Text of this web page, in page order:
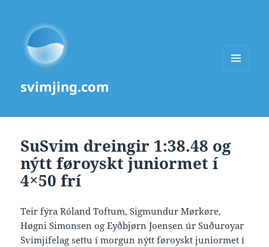
svimjing.com
SuSvim dreingir 1:38.48 og
nýtt føroyskt juniormet í
4×50 frí
Teir fýra Róland Toftum, Sigmundur Mørkøre,
Høgni Simonsen og Eyðbjørn Joensen úr Suðuroyar
Svimjifelag settu í morgun nýtt føroyskt juniormet í